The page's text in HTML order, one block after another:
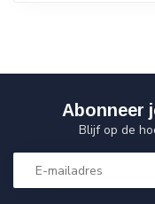
Abonneer
Blijf op de